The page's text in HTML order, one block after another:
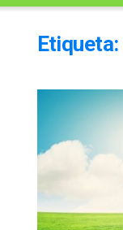
Etiqueta: